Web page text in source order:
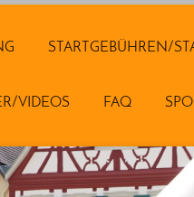
STARTGEBÜHREN/
VIDEOS FAQ